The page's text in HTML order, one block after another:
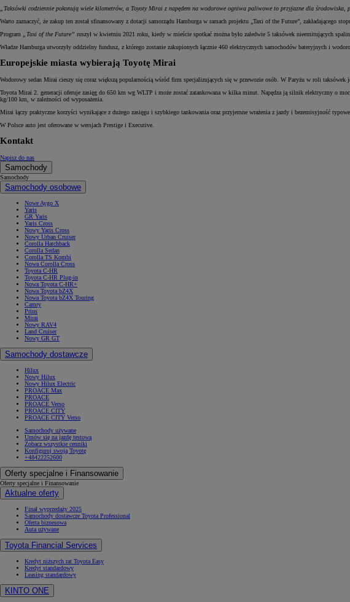
Od81 900 zł
Yaris Cross
HYBRID
„Taksówki codziennie pokonują wiele kilometrów, a Toyoty Mirai z napędem na wodorowe ogniwa paliwowe to przyjazne dla
Warto zaznaczyć, że zakup ten został sfinansowany z dotacji samorządu Hamburga w ramach projektu „Taxi of the Future”, zakładającego
Program
„Taxi of the Future” ruszył w kwietniu 2021 roku, kiedy w mieście spotkać można było zaledwie 5 taksówek nieemitujących
Władze Hamburga utworzyły oddzielny fundusz, z którego zostanie zakupionych łącznie 460 elektrycznych samochodów bateryjnych i
Europejskie miasta wybierają Toyotę Mirai
Wodorowy sedan Mirai cieszy się coraz większą popularnością wśród firm specjalizujących się w przewozie osób. W Paryżu w roli
Toyota Mirai 2. generacji oferuje zasięg do 650 km wg WLTP i może zostać zatankowana w kilka minut. Napędza ją silnik elektryczny o
kg/100 km, w zależności od wyposażenia.
Mirai łączy praktyczne korzyści wynikające z dużego zasięgu i szybkiego tankowania oraz przyjemne wrażenia z jazdy i bezemisyjność
W Polsce auto jest oferowane w wersjach Prestige i Executive.
Kontakt
Napisz do nas
Samochody
Samochody
Samochody osobowe
Nowe Aygo X
Yaris
GR Yaris
Yaris Cross
Nowy Yaris Cross
Nowy Urban Cruiser
Corolla Hatchback
Corolla Sedan
Corolla TS Kombi
Nowa Corolla Cross
Toyota C-HR
Toyota C-HR Plug-in
Nowa Toyota C-HR+
Nowa Toyota bZ4X
Nowa Toyota bZ4X Touring
Camry
Prius
Mirai
Nowy RAV4
Land Cruiser
Nowy GR GT
Samochody dostawcze
Hilux
Nowy Hilux
Nowy Hilux Electric
PROACE Max
PROACE
PROACE Verso
PROACE CITY
PROACE CITY Verso
Samochody używane
Umów się na jazdę testową
Zobacz wszystkie cenniki
Konfiguruj swoją Toyotę
+48422252600
Oferty specjalne i Finansowanie
Oferty specjalne i Finansowanie
Aktualne oferty
Finał wyprzedaży 2025
Samochody dostawcze Toyota Professional
Oferta biznesowa
Auta używane
Toyota Financial Services
Kredyt niższych rat Toyota Easy
Kredyt standardowy
Leasing standardowy
KINTO ONE